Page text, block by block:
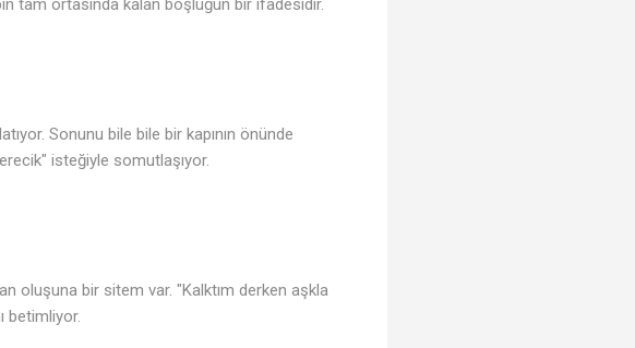
tam ortasında kalan boşluğun bir ifadesidir.
Sonunu bile bile bir kapının önünde
isteğiyle somutlaşıyor.
oluşuna bir sitem var. "Kalktım derken aşkla
betimliyor.